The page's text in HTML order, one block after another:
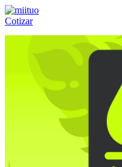
Cotizar
(55) 84-21-05-00